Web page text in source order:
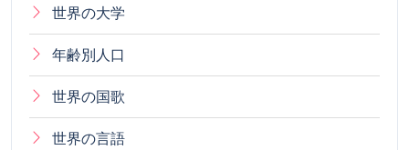
世界の大学
年齢別人口
世界の国歌
世界の言語